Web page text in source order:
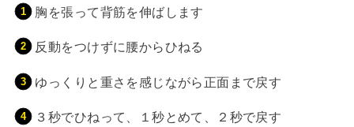
胸を張って背筋を伸ばします
反動をつけずに腰からひねる
ゆっくりと重さを感じながら正面まで戻す
３秒でひねって、１秒とめて、２秒で戻す